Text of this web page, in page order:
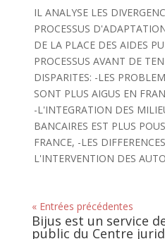
IL ANALYSE LES
PROCESSUS
DE LA PLACE DES AIDES
PROCESSUS AVANT DE
DISPARITES: -LES
SONT PLUS AIGUS EN
-L'INTEGRATION DES
BANCAIRES EST PLUS
FRANCE, -LES
L'INTERVENTION DES
« Entrées précédentes
Bijus est un service
public du Centre